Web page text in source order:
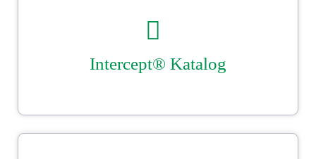
Sicher gut verpackt mit Ströbel.